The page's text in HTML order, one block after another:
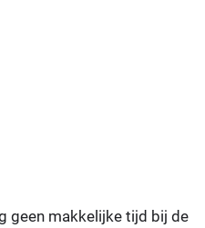
geen makkelijke tijd bij de